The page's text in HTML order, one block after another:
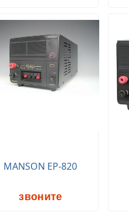
MANSON EP-820
звоните